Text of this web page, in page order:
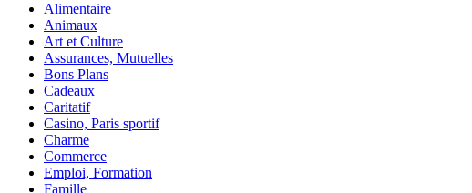
Alimentaire
Animaux
Art et Culture
Assurances, Mutuelles
Bons Plans
Cadeaux
Caritatif
Casino, Paris sportif
Charme
Commerce
Emploi, Formation
Famille